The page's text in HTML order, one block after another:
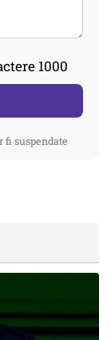
1000
suspendate